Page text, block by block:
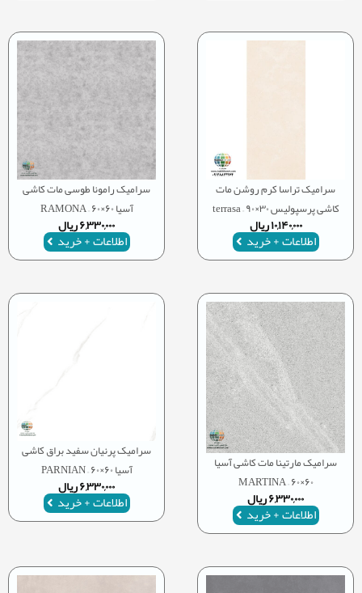
سرامیک تراسا کرم روشن مات
کاشی پرسپولیس ۳۰×۹۰ – terrasa
۱۰,۱۴۰,۰۰۰ریال
اطلاعات + خرید
سرامیک رامونا طوسی مات کاشی
آسیا ۶۰×۶۰ – RAMONA
۶,۳۳۰,۰۰۰ریال
اطلاعات + خرید
سرامیک مارتینا مات کاشی آسیا
۶۰×۶۰ – MARTINA
۶,۳۳۰,۰۰۰ریال
اطلاعات + خرید
سرامیک پرنیان سفید براق کاشی
آسیا ۶۰×۶۰ – PARNIAN
۶,۳۳۰,۰۰۰ریال
اطلاعات + خرید